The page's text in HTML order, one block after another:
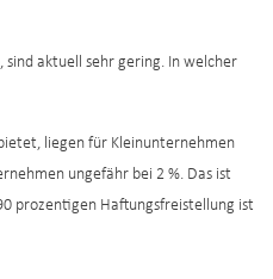
sind aktuell sehr gering. In welcher
liegen für Kleinunternehmen
ungefähr bei 2 %. Das ist
prozentigen Haftungsfreistellung ist